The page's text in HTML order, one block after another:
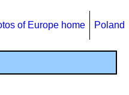
of Europe home Poland